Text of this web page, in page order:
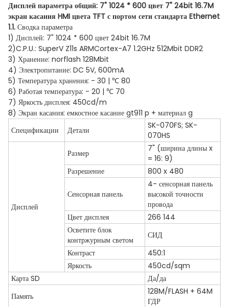
Дисплей параметра общий: 7" 1024 * 600 цвет 7" 24bit 16.7M
экран касания HMI цвета TFT с портом сети стандарта Ethernet
1.1. Сводка параметра
1) Дисплей: 7" 1024 * 600 цвет 24bit 16.7M
2)C.P.U.: SuperV Z11s ARMCortex-A7 1.2GHz 512Mbit DDR2
3) Хранение: norflash 128Mbit
4) Электропитание: DC 5V, 600mA
5) Температура хранения: - 30 | ℃ 80
6) Работая температура: - 20 | ℃ 70
7) Яркость дисплея: 450cd/m
8) Экран касания: емкостное касание gt911 p + материал g
Спецификации
Детали
SK-070FS; SK-
070HS
Дисплей
Размер
7" (ширина длины x
= 16: 9)
Разрешение
800 x 480
Сенсорная панель
4- сенсорная панель
высокой точности
провода
Цвет дисплея
266 144
Осветите блок
контржурным светом
СИД
Контраст
450:1
Яркость
450cd/sqm
Карта SD
Да/да
Память
128M/FLASH + 64M
ГДР